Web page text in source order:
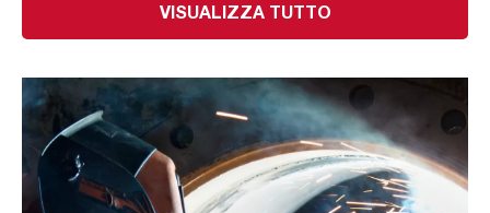
VISUALIZZA TUTTO
TAGLIO
TERMICO